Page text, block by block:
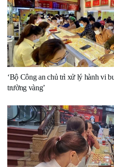
‘Bộ Công an chủ trì xử lý hành vi
trường vàng’